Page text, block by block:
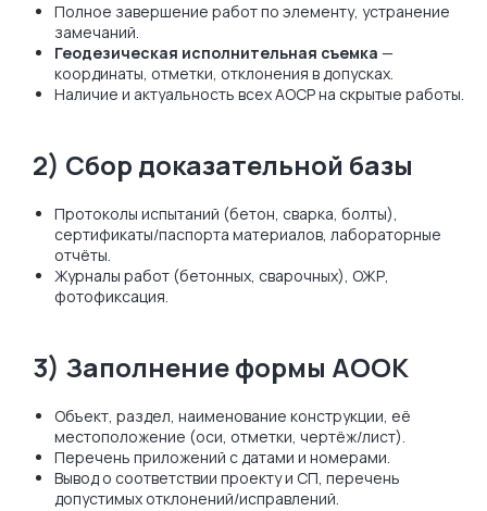
Полное завершение работ по элементу, устранение
замечаний.
Геодезическая исполнительная съемка —
координаты, отметки, отклонения в допусках.
Наличие и актуальность всех АОСР на скрытые работы.
2) Сбор доказательной базы
Протоколы испытаний (бетон, сварка, болты),
сертификаты/паспорта материалов, лабораторные
отчёты.
Журналы работ (бетонных, сварочных), ОЖР,
фотофиксация.
3) Заполнение формы АООК
Объект, раздел, наименование конструкции, её
местоположение (оси, отметки, чертёж/лист).
Перечень приложений с датами и номерами.
Вывод о соответствии проекту и СП, перечень
допустимых отклонений/исправлений.